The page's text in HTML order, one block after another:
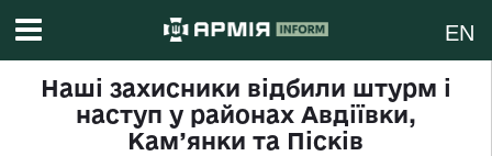
EN
Наші захисники відбили штурм і
наступ у районах Авдіївки,
Кам’янки та Пісків